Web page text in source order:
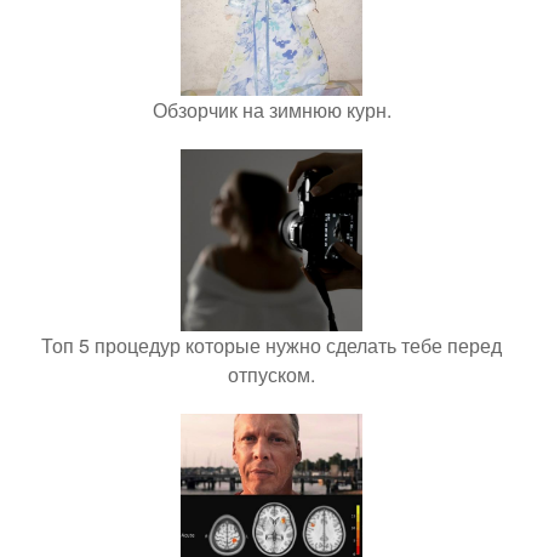
Обзорчик на зимнюю курн.
Топ 5 процедур которые нужно сделать тебе перед
отпуском.